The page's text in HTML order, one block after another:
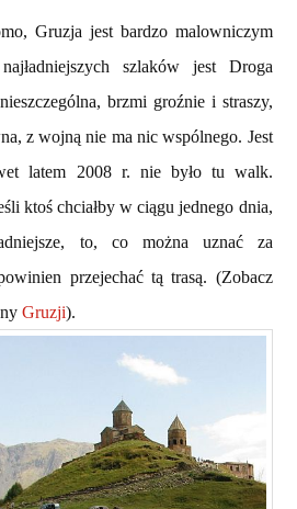
Gruzja jest bardzo malowniczym
szlaków jest Droga
brzmi groźnie i straszy,
z wojną nie ma nic wspólnego. Jest
latem 2008 r. nie było tu walk.
ktoś chciałby w ciągu jednego dnia,
to, co można uznać za
przejechać tą trasą. (Zobacz
Gruzji).